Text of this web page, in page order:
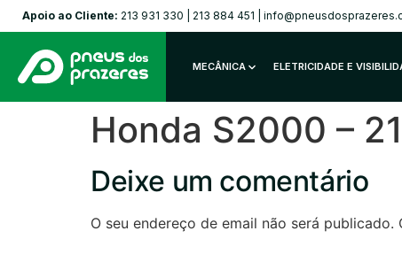
Apoio ao Cliente: 213 931 330 213 884 451
MECÂNICA ELETRICIDADE E
Honda S2000 –
Deixe um comentário
O seu endereço de email não será publicado.